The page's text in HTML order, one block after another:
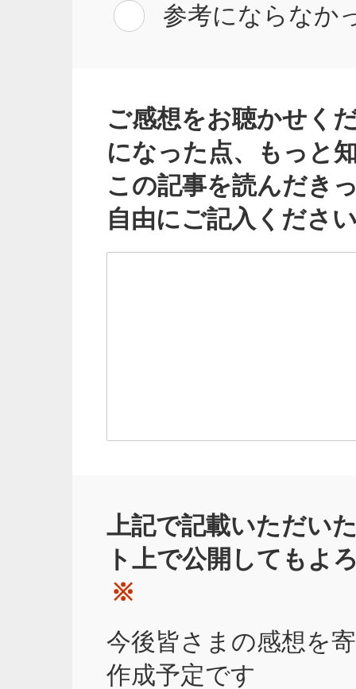
参考にならなか
ご感想をお聴かせく
になった点、もっと
この記事を読んだき
自由にご記入くださ
上記で記載いただい
ト上で公開してもよ
※
今後皆さまの感想を
作成予定です